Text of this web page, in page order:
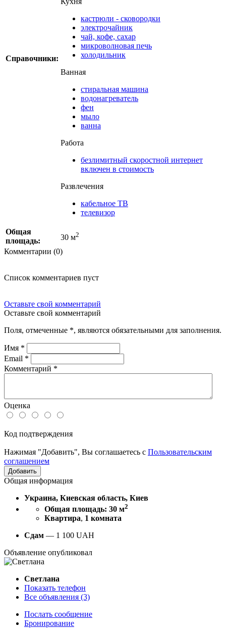
Справочники:
кастрюли - сковородки
электрочайник
чай, кофе, сахар
микроволновая печь
холодильник
Ванная
стиральная машина
водонагреватель
фен
мыло
ванна
Работа
безлимитный скоростной интернет
включен в стоимость
Развлечения
кабельное ТВ
телевизор
Общая
площадь:
30 м2
Комментарии (0)
Список комментариев пуст
Оставьте свой комментарий
Оставьте свой комментарий
Поля, отмеченные *, являются обязательными для заполнения.
Имя *
Email *
Комментарий *
Оценка
Код подтверждения
Нажимая "Добавить", Вы соглашаетесь с Пользовательским
соглашением
Общая информация
Украина, Киевская область, Киев
Общая площадь: 30 м2
Квартира, 1 комната
Сдам — 1 100 UAH
Объявление опубликовал
Светлана
Показать телефон
Все объявления (3)
Послать сообщение
Бронирование